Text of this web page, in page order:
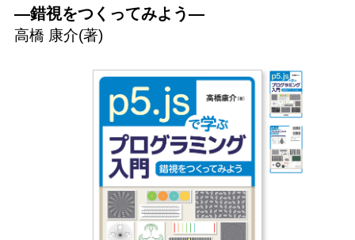
―錯視をつくってみよう―
高橋 康介(著)